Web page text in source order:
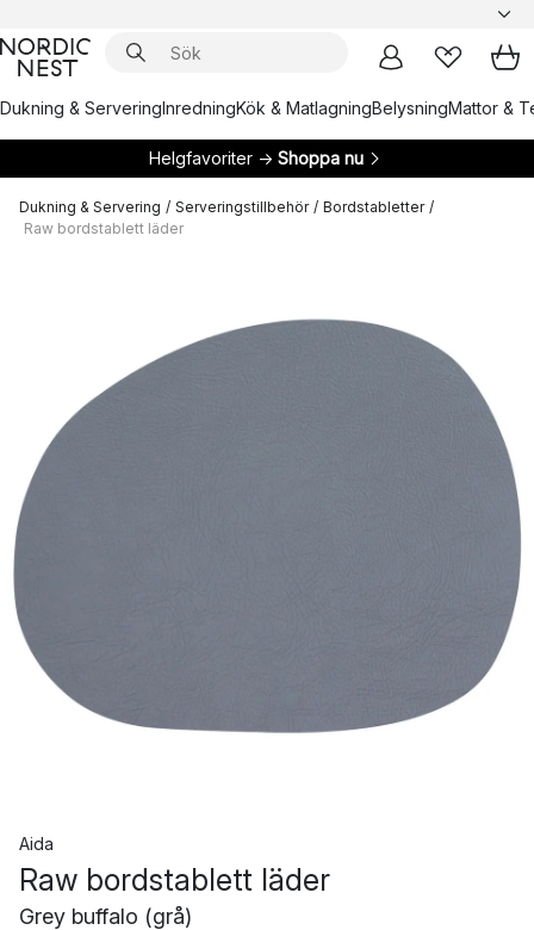
Dukning & ServeringInredningKök & MatlagningBelysningMattor &
Helgfavoriter → Shoppa nu
Dukning & Servering / Serveringstillbehör / Bordstabletter /
Raw bordstablett läder
Aida
Raw bordstablett läder
Grey buffalo (grå)